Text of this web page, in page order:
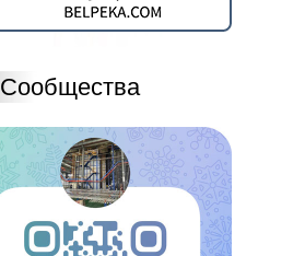
Сообщества